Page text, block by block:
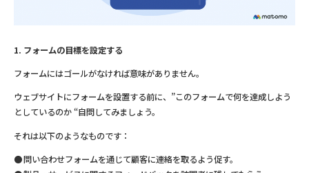
1. フォームの目標を設定する
フォームにはゴールがなければ意味がありません。
ウェブサイトにフォームを設置する前に、”このフォームで何を達成しよう
としているのか “自問してみましょう。
それは以下のようなものです：
問い合わせフォームを通じて顧客に連絡を取るよう促す。